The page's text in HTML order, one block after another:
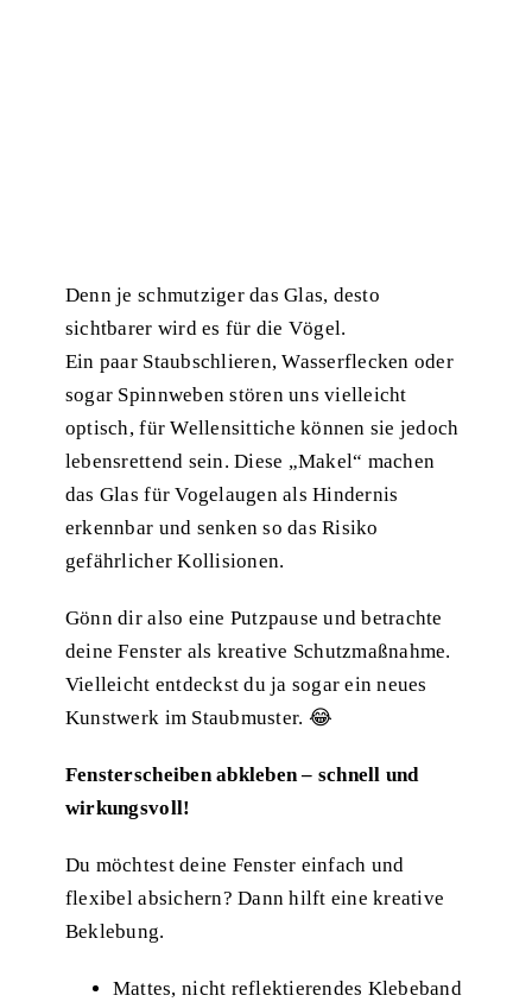
Denn je schmutziger das Glas, desto
sichtbarer wird es für die Vögel.
Ein paar Staubschlieren, Wasserflecken oder
sogar Spinnweben stören uns vielleicht
optisch, für Wellensittiche können sie jedoch
lebensrettend sein. Diese „Makel“ machen
das Glas für Vogelaugen als Hindernis
erkennbar und senken so das Risiko
gefährlicher Kollisionen.
Gönn dir also eine Putzpause und betrachte
deine Fenster als kreative Schutzmaßnahme.
Vielleicht entdeckst du ja sogar ein neues
Kunstwerk im Staubmuster. 😂
Fensterscheiben abkleben – schnell und
wirkungsvoll!
Du möchtest deine Fenster einfach und
flexibel absichern? Dann hilft eine kreative
Beklebung.
Mattes, nicht reflektierendes Klebeband